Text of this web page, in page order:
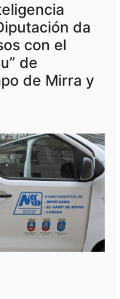
da
con el
de
de Mirra y